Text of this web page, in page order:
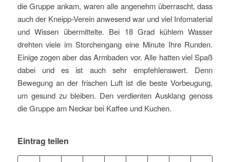
die Gruppe ankam, waren alle angenehm überrascht, dass
auch der Kneipp-Verein anwesend war und viel Infomaterial
und Wissen übermittelte. Bei 18 Grad kühlem Wasser
drehten viele im Storchengang eine Minute Ihre Runden.
Einige zogen aber das Armbaden vor. Alle hatten viel Spaß
dabei und es ist auch sehr empfehlenswert. Denn
Bewegung an der frischen Luft ist die beste Vorbeugung,
um gesund zu bleiben. Den verdienten Ausklang genoss
die Gruppe am Neckar bei Kaffee und Kuchen.
Eintrag teilen